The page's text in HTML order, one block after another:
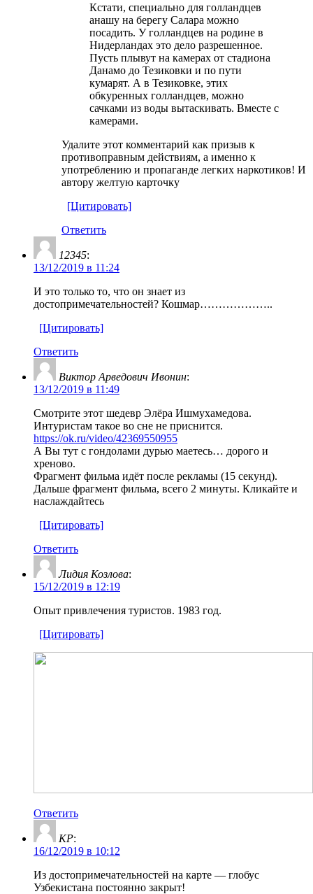
Кстати, специально для голландцев
анашу на берегу Салара можно
посадить. У голландцев на родине в
Нидерландах это дело разрешенное.
Пусть плывут на камерах от стадиона
Данамо до Тезиковки и по пути
кумарят. А в Тезиковке, этих
обкуренных голландцев, можно
сачками из воды вытаскивать. Вместе с
камерами.
Удалите этот комментарий как призыв к
противоправным действиям, а именно к
употреблению и пропаганде легких наркотиков! И
автору желтую карточку
[Цитировать]
Ответить
12345:
13/12/2019 в 11:24
И это только то, что он знает из
достопримечательностей? Кошмар………………..
[Цитировать]
Ответить
Виктор Арведович Ивонин:
13/12/2019 в 11:49
Смотрите этот шедевр Элёра Ишмухамедова.
Интуристам такое во сне не приснится.
https://ok.ru/video/42369550955
А Вы тут с гондолами дурью маетесь… дорого и
хреново.
Фрагмент фильма идёт после рекламы (15 секунд).
Дальше фрагмент фильма, всего 2 минуты. Кликайте и
наслаждайтесь
[Цитировать]
Ответить
Лидия Козлова:
15/12/2019 в 12:19
Опыт привлечения туристов. 1983 год.
[Цитировать]
Ответить
KP:
16/12/2019 в 10:12
Из достопримечательностей на карте — глобус
Узбекистана постоянно закрыт!